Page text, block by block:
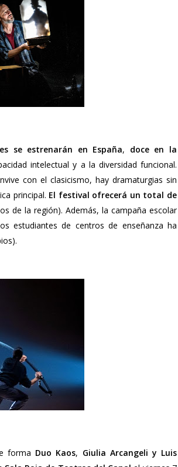
se estrenarán en España, doce en la
intelectual y a la diversidad funcional.
con el clasicismo, hay dramaturgias sin
principal. El festival ofrecerá un total de
de la región). Además, la campaña escolar
estudiantes de centros de enseñanza ha
forma Duo Kaos, Giulia Arcangeli y Luis